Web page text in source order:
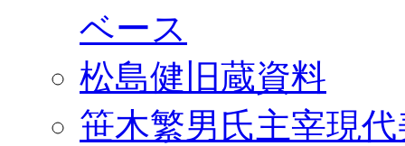
ベース
松島健旧蔵資料
笹木繁男氏主宰現